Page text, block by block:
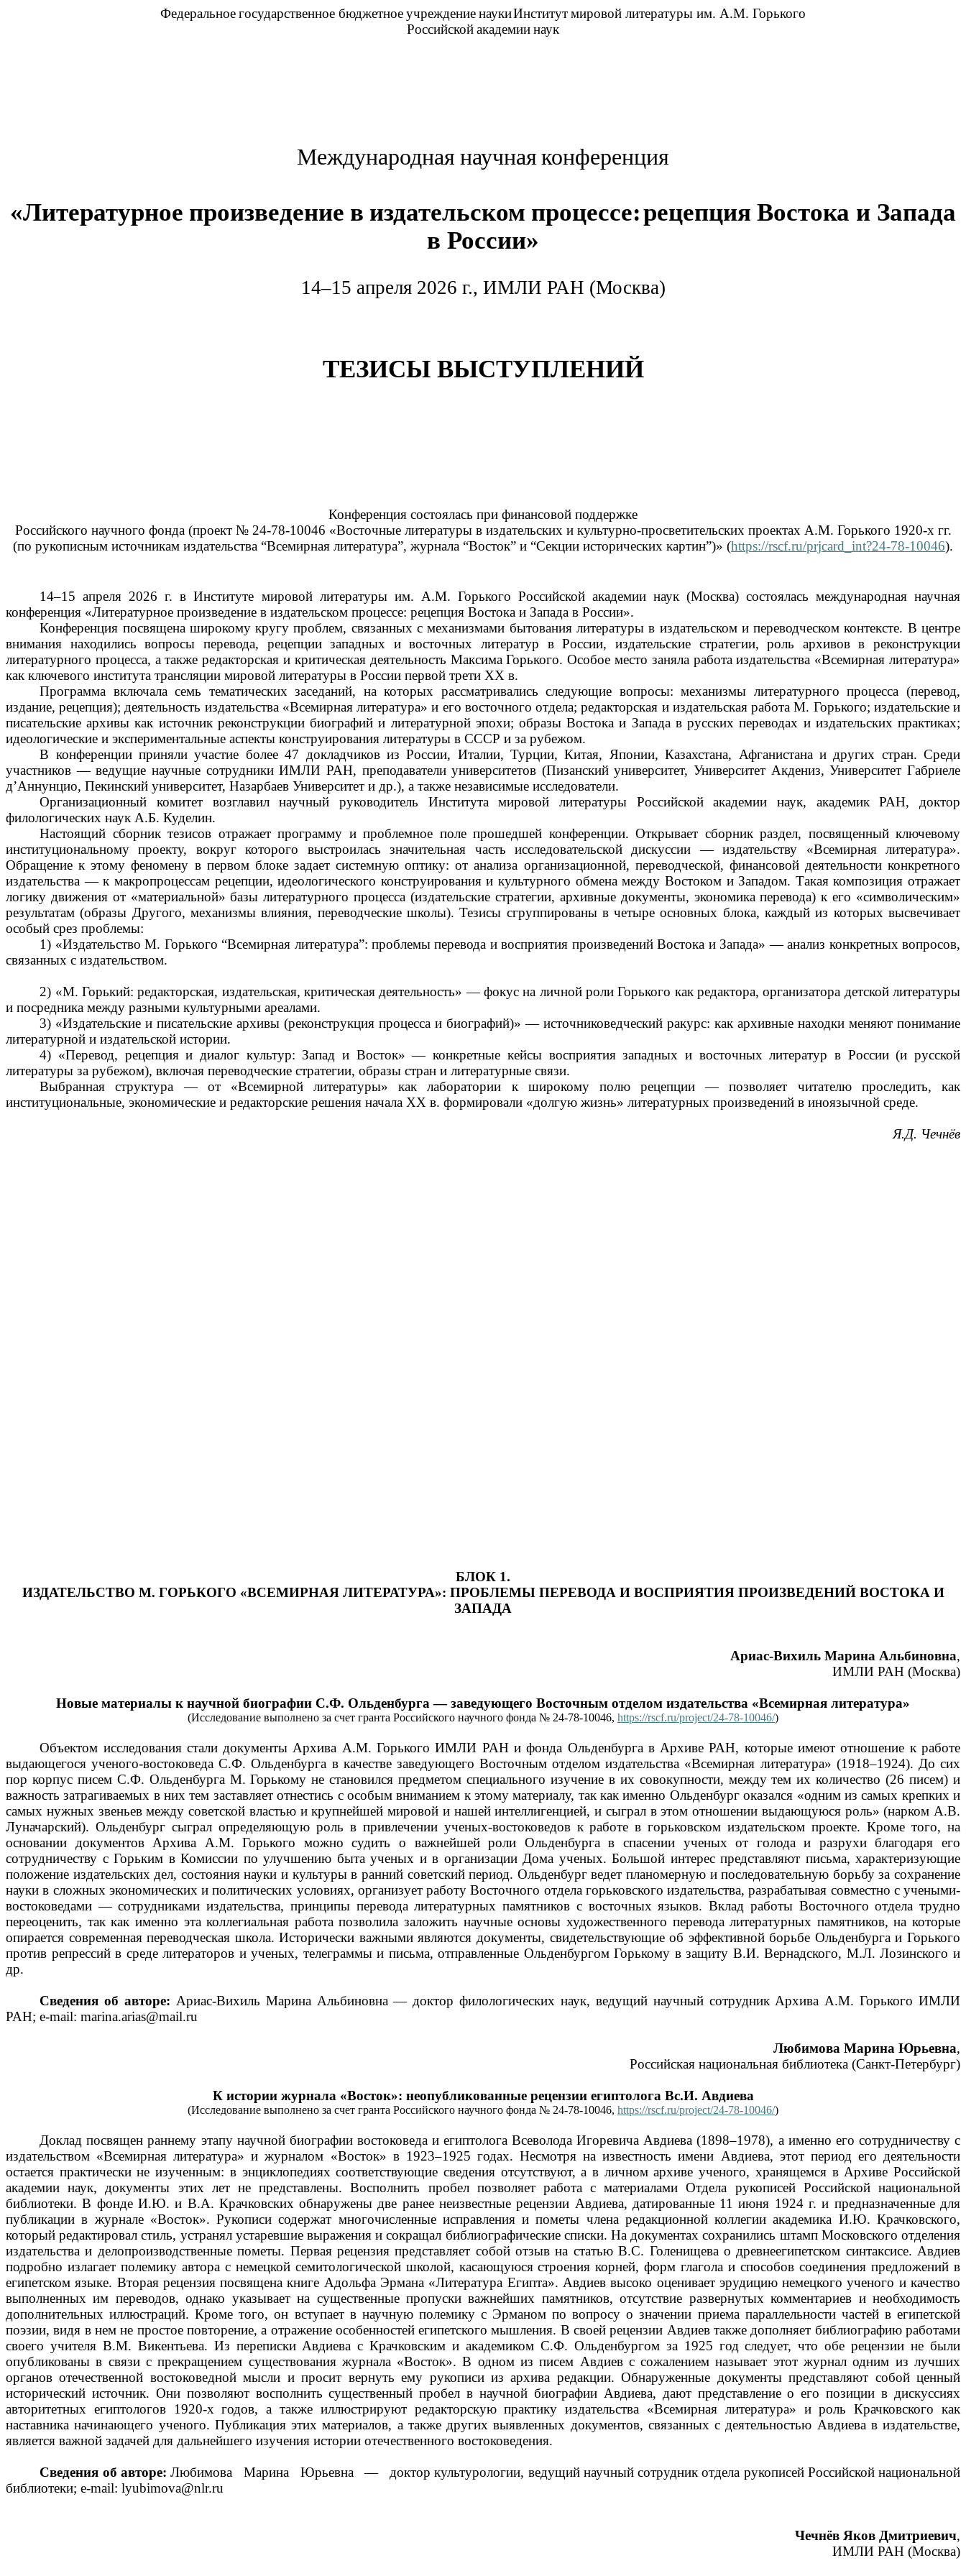
Федеральное государственное бюджетное учреждение наукиИнститут мировой литературы им. А.М. Горького
Российской академии наук
Международная научнаяконференция
«Литературное произведение в издательском процессе:рецепция Востока и Запада
в России»
14–15 апреля 2026 г., ИМЛИ РАН (Москва)
ТЕЗИСЫ ВЫСТУПЛЕНИЙ
Конференция состоялась при финансовой поддержке
Российского научного фонда (проект № 24-78-10046 «Восточные литературы в издательских и культурно-просветительских проектах А.М. Горького 1920-х гг.
(по рукописным источникам издательства “Всемирная литература”, журнала “Восток” и “Секции исторических картин”)» (https://rscf.ru/prjcard_int?24-78-10046).
14–15 апреля 2026 г. в Институте мировой литературы им. А.М. Горького Российской академии наук (Москва) состоялась международная научная
конференция «Литературное произведение в издательском процессе: рецепция Востока и Запада в России».
Конференция посвящена широкому кругу проблем, связанных с механизмами бытования литературы в издательском и переводческом контексте. В центре
внимания находились вопросы перевода, рецепции западных и восточных литератур в России, издательские стратегии, роль архивов в реконструкции
литературного процесса, а также редакторская и критическая деятельность Максима Горького. Особое место заняла работа издательства «Всемирная литература»
как ключевого института трансляции мировой литературы в России первой трети XX в.
Программа включала семь тематических заседаний, на которых рассматривались следующие вопросы: механизмы литературного процесса (перевод,
издание, рецепция); деятельность издательства «Всемирная литература» и его восточного отдела; редакторская и издательская работа М. Горького; издательские и
писательские архивы как источник реконструкции биографий и литературной эпохи; образы Востока и Запада в русских переводах и издательских практиках;
идеологические и экспериментальные аспекты конструирования литературы в СССР и за рубежом.
В конференции приняли участие более 47 докладчиков из России, Италии, Турции, Китая, Японии, Казахстана, Афганистана и других стран. Среди
участников — ведущие научные сотрудники ИМЛИ РАН, преподаватели университетов (Пизанский университет, Университет Акдениз, Университет Габриеле
д’Аннунцио, Пекинский университет, Назарбаев Университет и др.), а также независимые исследователи.
Организационный комитет возглавил научный руководитель Института мировой литературы Российской академии наук, академик РАН, доктор
филологических наук А.Б. Куделин.
Настоящий сборник тезисов отражает программу и проблемное поле прошедшей конференции. Открывает сборник раздел, посвященный ключевому
институциональному проекту, вокруг которого выстроилась значительная часть исследовательской дискуссии — издательству «Всемирная литература».
Обращение к этому феномену в первом блоке задает системную оптику: от анализа организационной, переводческой, финансовой деятельности конкретного
издательства — к макропроцессам рецепции, идеологического конструирования и культурного обмена между Востоком и Западом. Такая композиция отражает
логику движения от «материальной» базы литературного процесса (издательские стратегии, архивные документы, экономика перевода) к его «символическим»
результатам (образы Другого, механизмы влияния, переводческие школы). Тезисы сгруппированы в четыре основных блока, каждый из которых высвечивает
особый срез проблемы:
1) «Издательство М. Горького “Всемирная литература”: проблемы перевода и восприятия произведений Востока и Запада» — анализ конкретных вопросов,
связанных с издательством.
2) «М. Горький: редакторская, издательская, критическая деятельность» — фокус на личной роли Горького как редактора, организатора детской литературы
и посредника между разными культурными ареалами.
3) «Издательские и писательские архивы (реконструкция процесса и биографий)» — источниковедческий ракурс: как архивные находки меняют понимание
литературной и издательской истории.
4) «Перевод, рецепция и диалог культур: Запад и Восток» — конкретные кейсы восприятия западных и восточных литератур в России (и русской
литературы за рубежом), включая переводческие стратегии, образы стран и литературные связи.
Выбранная структура — от «Всемирной литературы» как лаборатории к широкому полю рецепции — позволяет читателю проследить, как
институциональные, экономические и редакторские решения начала XX в. формировали «долгую жизнь» литературных произведений в иноязычной среде.
Я.Д. Чечнёв
БЛОК 1.
ИЗДАТЕЛЬСТВО М. ГОРЬКОГО «ВСЕМИРНАЯ ЛИТЕРАТУРА»: ПРОБЛЕМЫ ПЕРЕВОДА И ВОСПРИЯТИЯ ПРОИЗВЕДЕНИЙ ВОСТОКА И
ЗАПАДА
Ариас-Вихиль Марина Альбиновна,
ИМЛИ РАН (Москва)
Новые материалы к научной биографии С.Ф. Ольденбурга — заведующего Восточным отделом издательства «Всемирная литература»
(Исследование выполнено за счет гранта Российского научного фонда № 24-78-10046, https://rscf.ru/project/24-78-10046/)
Объектом исследования стали документы Архива А.М. Горького ИМЛИ РАН и фонда Ольденбурга в Архиве РАН, которые имеют отношение к работе
выдающегося ученого-востоковеда С.Ф. Ольденбурга в качестве заведующего Восточным отделом издательства «Всемирная литература» (1918–1924). До сих
пор корпус писем С.Ф. Ольденбурга М. Горькому не становился предметом специального изучение в их совокупности, между тем их количество (26 писем) и
важность затрагиваемых в них тем заставляет отнестись с особым вниманием к этому материалу, так как именно Ольденбург оказался «одним из самых крепких и
самых нужных звеньев между советской властью и крупнейшей мировой и нашей интеллигенцией, и сыграл в этом отношении выдающуюся роль» (нарком А.В.
Луначарский). Ольденбург сыграл определяющую роль в привлечении ученых-востоковедов к работе в горьковском издательском проекте. Кроме того, на
основании документов Архива А.М. Горького можно судить о важнейшей роли Ольденбурга в спасении ученых от голода и разрухи благодаря его
сотрудничеству с Горьким в Комиссии по улучшению быта ученых и в организации Дома ученых. Большой интерес представляют письма, характеризующие
положение издательских дел, состояния науки и культуры в ранний советский период. Ольденбург ведет планомерную и последовательную борьбу за сохранение
науки в сложных экономических и политических условиях, организует работу Восточного отдела горьковского издательства, разрабатывая совместно с учеными-
востоковедами — сотрудниками издательства, принципы перевода литературных памятников с восточных языков. Вклад работы Восточного отдела трудно
переоценить, так как именно эта коллегиальная работа позволила заложить научные основы художественного перевода литературных памятников, на которые
опирается современная переводческая школа. Исторически важными являются документы, свидетельствующие об эффективной борьбе Ольденбурга и Горького
против репрессий в среде литераторов и ученых, телеграммы и письма, отправленные Ольденбургом Горькому в защиту В.И. Вернадского, М.Л. Лозинского и
др.
Сведения об авторе: Ариас-Вихиль Марина Альбиновна — доктор филологических наук, ведущий научный сотрудник Архива А.М. Горького ИМЛИ
РАН; e-mail: marina.arias@mail.ru
Любимова Марина Юрьевна,
Российская национальная библиотека (Санкт-Петербург)
К истории журнала «Восток»: неопубликованные рецензии египтолога Вс.И. Авдиева
(Исследование выполнено за счет гранта Российского научного фонда № 24-78-10046, https://rscf.ru/project/24-78-10046/)
Доклад посвящен раннему этапу научной биографии востоковеда и египтолога Всеволода Игоревича Авдиева (1898–1978), а именно его сотрудничеству с
издательством «Всемирная литература» и журналом «Восток» в 1923–1925 годах. Несмотря на известность имени Авдиева, этот период его деятельности
остается практически не изученным: в энциклопедиях соответствующие сведения отсутствуют, а в личном архиве ученого, хранящемся в Архиве Российской
академии наук, документы этих лет не представлены. Восполнить пробел позволяет работа с материалами Отдела рукописей Российской национальной
библиотеки. В фонде И.Ю. и В.А. Крачковских обнаружены две ранее неизвестные рецензии Авдиева, датированные 11 июня 1924 г. и предназначенные для
публикации в журнале «Восток». Рукописи содержат многочисленные исправления и пометы члена редакционной коллегии академика И.Ю. Крачковского,
который редактировал стиль, устранял устаревшие выражения и сокращал библиографические списки. На документах сохранились штамп Московского отделения
издательства и делопроизводственные пометы. Первая рецензия представляет собой отзыв на статью В.С. Голенищева о древнеегипетском синтаксисе. Авдиев
подробно излагает полемику автора с немецкой семитологической школой, касающуюся строения корней, форм глагола и способов соединения предложений в
египетском языке. Вторая рецензия посвящена книге Адольфа Эрмана «Литература Египта». Авдиев высоко оценивает эрудицию немецкого ученого и качество
выполненных им переводов, однако указывает на существенные пропуски важнейших памятников, отсутствие развернутых комментариев и необходимость
дополнительных иллюстраций. Кроме того, он вступает в научную полемику с Эрманом по вопросу о значении приема параллельности частей в египетской
поэзии, видя в нем не простое повторение, а отражение особенностей египетского мышления. В своей рецензии Авдиев также дополняет библиографию работами
своего учителя В.М. Викентьева. Из переписки Авдиева с Крачковским и академиком С.Ф. Ольденбургом за 1925 год следует, что обе рецензии не были
опубликованы в связи с прекращением существования журнала «Восток». В одном из писем Авдиев с сожалением называет этот журнал одним из лучших
органов отечественной востоковедной мысли и просит вернуть ему рукописи из архива редакции. Обнаруженные документы представляют собой ценный
исторический источник. Они позволяют восполнить существенный пробел в научной биографии Авдиева, дают представление о его позиции в дискуссиях
авторитетных египтологов 1920-х годов, а также иллюстрируют редакторскую практику издательства «Всемирная литература» и роль Крачковского как
наставника начинающего ученого. Публикация этих материалов, а также других выявленных документов, связанных с деятельностью Авдиева в издательстве,
является важной задачей для дальнейшего изучения истории отечественного востоковедения.
Сведения об авторе: Любимова Марина Юрьевна —
доктор культурологии, ведущий научный сотрудник отдела рукописей Российской национальной
библиотеки; e-mail: lyubimova@nlr.ru
Чечнёв Яков Дмитриевич,
ИМЛИ РАН (Москва)